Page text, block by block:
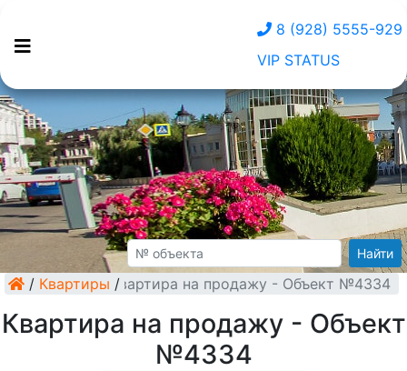
8 (928) 5555-929
VIP STATUS
Найти
/ Квартиры /
Квартира на продажу - Объект №4334
Квартира на продажу - Объект
№4334